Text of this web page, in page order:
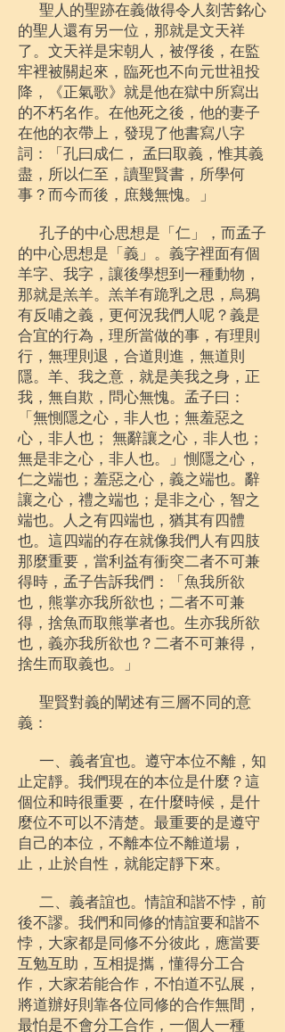
聖人的聖跡在義做得令人刻苦銘心
的聖人還有另一位，那就是文天祥
了。文天祥是宋朝人，被俘後，在監
牢裡被關起來，臨死也不向元世祖投
降，《正氣歌》就是他在獄中所寫出
的不朽名作。在他死之後，他的妻子
在他的衣帶上，發現了他書寫八字
詞：「孔曰成仁， 孟曰取義，惟其義
盡，所以仁至，讀聖賢書，所學何
事？而今而後，庶幾無愧。」
孔子的中心思想是「仁」，而孟子
的中心思想是「義」。義字裡面有個
羊字、我字，讓後學想到一種動物，
那就是羔羊。羔羊有跪乳之思，烏鴉
有反哺之義，更何況我們人呢？義是
合宜的行為，理所當做的事，有理則
行，無理則退，合道則進，無道則
隱。羊、我之意，就是美我之身，正
我，無自欺，問心無愧。孟子曰：
「無惻隱之心，非人也；無羞惡之
心，非人也； 無辭讓之心，非人也；
無是非之心，非人也。」惻隱之心，
仁之端也；羞惡之心，義之端也。辭
讓之心，禮之端也；是非之心，智之
端也。人之有四端也，猶其有四體
也。這四端的存在就像我們人有四肢
那麼重要，當利益有衝突二者不可兼
得時，孟子告訴我們：「魚我所欲
也，熊掌亦我所欲也；二者不可兼
得，捨魚而取熊掌者也。生亦我所欲
也，義亦我所欲也？二者不可兼得，
捨生而取義也。」
聖賢對義的闡述有三層不同的意
義：
一、義者宜也。遵守本位不離，知
止定靜。我們現在的本位是什麼？這
個位和時很重要，在什麼時候，是什
麼位不可以不清楚。最重要的是遵守
自己的本位，不離本位不離道場，
止，止於自性，就能定靜下來。
二、義者誼也。情誼和諧不悖，前
後不謬。我們和同修的情誼要和諧不
悖，大家都是同修不分彼此，應當要
互勉互助，互相提攜，懂得分工合
作，大家若能合作，不怕道不弘展，
將道辦好則靠各位同修的合作無間，
最怕是不會分工合作，一個人一種